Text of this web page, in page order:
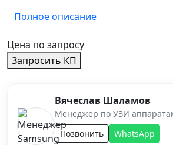
Полное описание
Цена по запросу
Запросить КП
Вячеслав Шаламов
Менеджер по УЗИ
Позвонить
WhatsApp